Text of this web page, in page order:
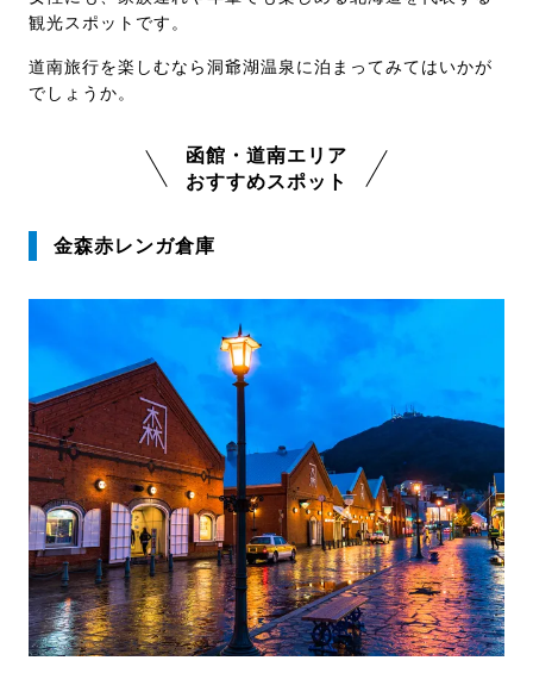
観光スポットです。
道南旅行を楽しむなら洞爺湖温泉に泊まってみてはいかが
でしょうか。
函館・道南エリア
おすすめスポット
金森赤レンガ倉庫